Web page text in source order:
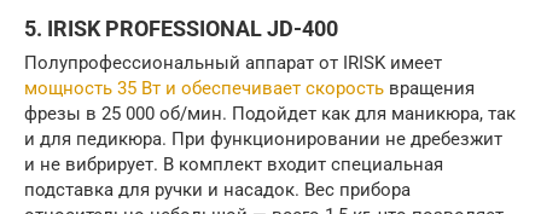
5. IRISK PROFESSIONAL JD-400
Полупрофессиональный аппарат от IRISK имеет
мощность 35 Вт и обеспечивает скорость вращения
фрезы в 25 000 об/мин. Подойдет как для маникюра, так
и для педикюра. При функционировании не дребезжит
и не вибрирует. В комплект входит специальная
подставка для ручки и насадок. Вес прибора